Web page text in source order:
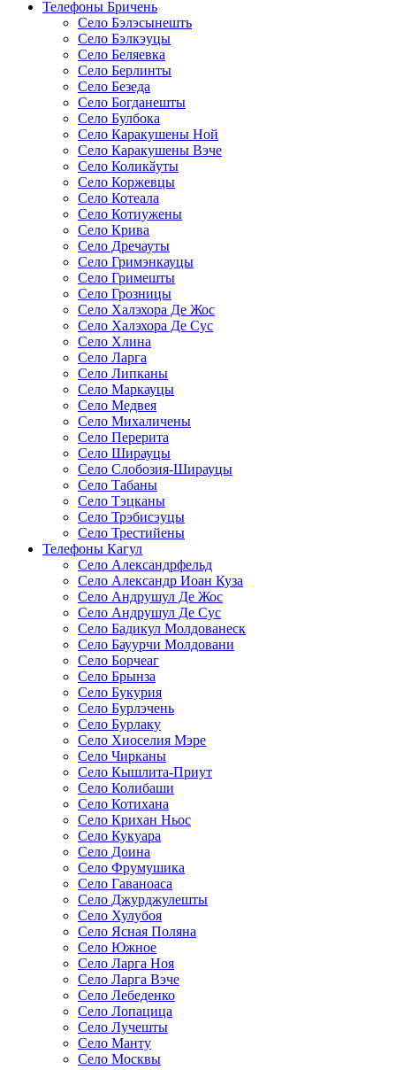
Телефоны Бричень
Село Бэлэсынешть
Село Бэлкэуцы
Село Беляевка
Село Берлинты
Село Безеда
Село Богданешты
Село Булбока
Село Каракушены Ной
Село Каракушены Вэче
Село Коликӑуты
Село Коржевцы
Село Котеала
Село Котиужены
Село Крива
Село Дречауты
Село Гримэнкауцы
Село Гримешты
Село Грозницы
Село Халэхора Де Жос
Село Халэхора Де Сус
Село Хлина
Село Ларга
Село Липканы
Село Маркауцы
Село Медвея
Село Михаличены
Село Перерита
Село Ширауцы
Село Слобозия-Ширауцы
Село Табаны
Село Тэцканы
Село Трэбисэуцы
Село Трестийены
Телефоны Кагул
Село Александрфельд
Село Александр Иоан Куза
Село Андрушул Де Жос
Село Андрушул Де Сус
Село Бадикул Молдованеск
Село Бауурчи Молдовани
Село Борчеаг
Село Брынза
Село Букурия
Село Бурлэчень
Село Бурлаку
Село Хиоселия Мэре
Село Чирканы
Село Кышлита-Приут
Село Колибаши
Село Котихана
Село Крихан Ньос
Село Кукуара
Село Доина
Село Фрумушика
Село Гаваноаса
Село Джурджулешты
Село Хулубоя
Село Ясная Поляна
Село Южное
Село Ларга Ноя
Село Ларга Вэче
Село Лебеденко
Село Лопацица
Село Лучешты
Село Манту
Село Москвы